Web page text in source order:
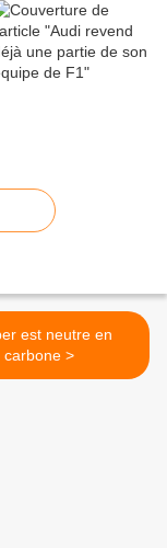
est neutre en
carbone >